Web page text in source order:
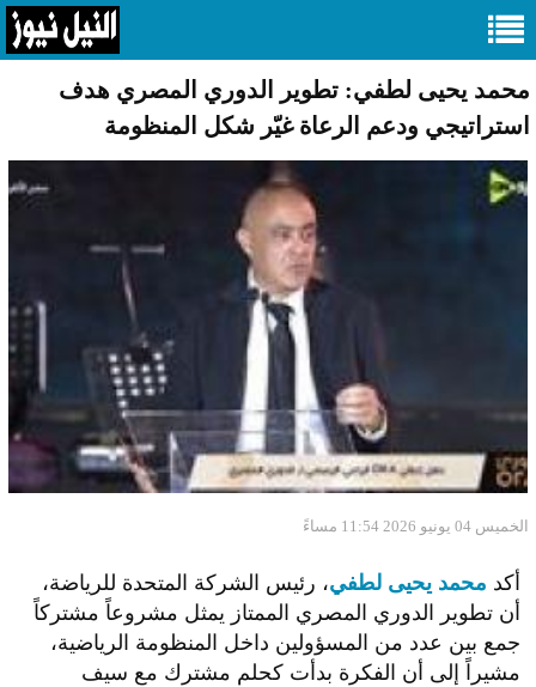
محمد يحيى لطفي: تطوير الدوري المصري هدف
استراتيجي ودعم الرعاة غيّر شكل المنظومة
الخميس 04 يونيو 2026 11:54 مساءً
أكد محمد يحيى لطفي، رئيس الشركة المتحدة للرياضة،
أن تطوير الدوري المصري الممتاز يمثل مشروعاً مشتركاً
جمع بين عدد من المسؤولين داخل المنظومة الرياضية،
مشيراً إلى أن الفكرة بدأت كحلم مشترك مع سيف